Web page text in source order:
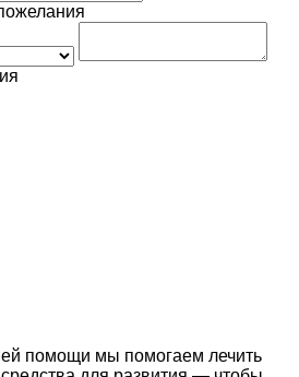
помощи мы помогаем лечить